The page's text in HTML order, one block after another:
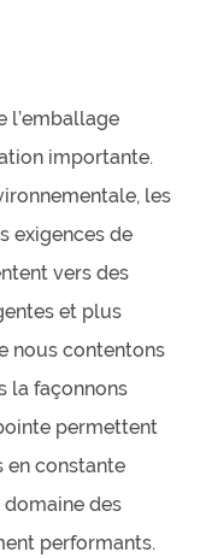
l’emballage
importante.
les
exigences de
vers des
et plus
nous contentons
la façonnons
permettent
en constante
des
performants.